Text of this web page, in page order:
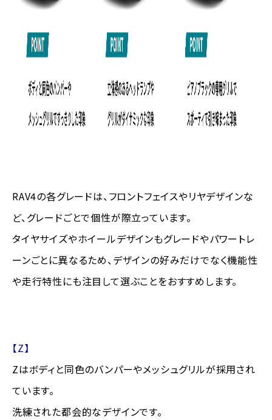
RAV4の各グレードは、フロントフェイスやリヤデザインな
ど、グレードごとで個性が際立っています。
タイヤサイズやホイールデザインもグレードやパワートレ
ーンごとに異なるため、デザインの好みだけでなく機能性
や走行特性にも注目して選ぶことをおすすめします。
【Z】
Zはボディと同色のバンパーやメッシュグリルが採用され
ています。
洗練された都会的なデザインです。